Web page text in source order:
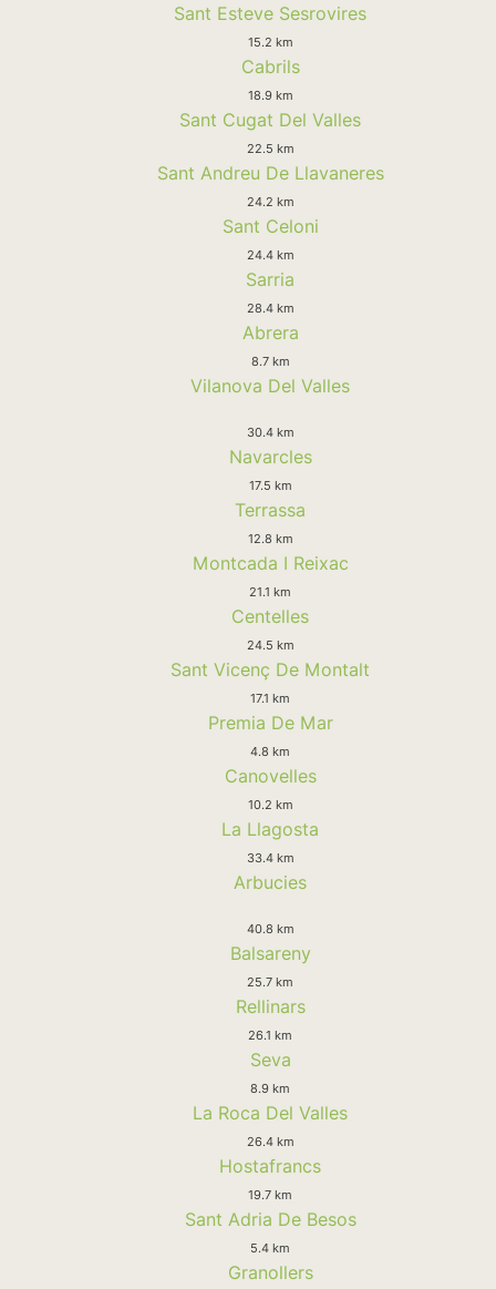
Sant Esteve Sesrovires
15.2 km
Cabrils
18.9 km
Sant Cugat Del Valles
22.5 km
Sant Andreu De Llavaneres
24.2 km
Sant Celoni
24.4 km
Sarria
28.4 km
Abrera
8.7 km
Vilanova Del Valles
30.4 km
Navarcles
17.5 km
Terrassa
12.8 km
Montcada I Reixac
21.1 km
Centelles
24.5 km
Sant Vicenç De Montalt
17.1 km
Premia De Mar
4.8 km
Canovelles
10.2 km
La Llagosta
33.4 km
Arbucies
40.8 km
Balsareny
25.7 km
Rellinars
26.1 km
Seva
8.9 km
La Roca Del Valles
26.4 km
Hostafrancs
19.7 km
Sant Adria De Besos
5.4 km
Granollers